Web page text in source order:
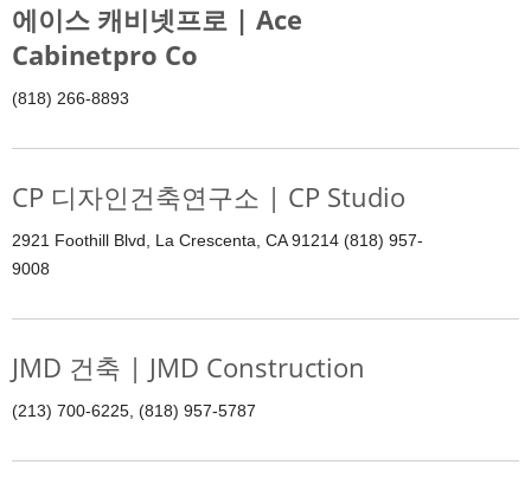
에이스 캐비넷프로 | Ace
Cabinetpro Co
(818) 266-8893
CP 디자인건축연구소 | CP Studio
2921 Foothill Blvd, La Crescenta, CA 91214 (818) 957-
9008
JMD 건축 | JMD Construction
(213) 700-6225, (818) 957-5787